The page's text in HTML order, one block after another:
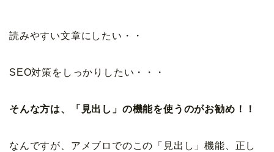
読みやすい文章にしたい・・
SEO対策をしっかりしたい・・・
そんな方は、「見出し」の機能を使うのがお勧め！！
なんですが、アメブロでのこの「見出し」機能、正し